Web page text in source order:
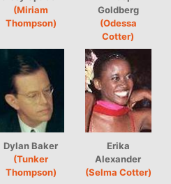
(Miriam
Thompson)
Goldberg
(Odessa
Cotter)
Dylan Baker
(Tunker
Thompson)
Erika
Alexander
(Selma Cotter)